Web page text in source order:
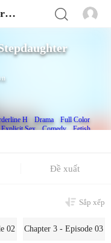
Coaching My Stepdaughter (Uncensored)
H Drama
Full Color
Explicit Sex Comedy
Fetish
Đề xuất
Sắp xếp
02 Chapter 3 - Episode 03